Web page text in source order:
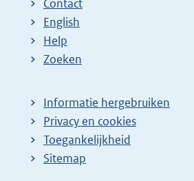
Contact
English
Help
Zoeken
Informatie hergebruiken
Privacy en cookies
Toegankelijkheid
Sitemap